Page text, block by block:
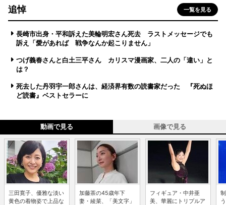
追悼 一覧を見る
長崎市出身・平和訴えた美輪明宏さん死去 ラストメッセージでも
訴え「愛があれば 戦争なんか起こりません」
つげ義春さんと白土三平さん カリスマ漫画家、二人の「違い」と
は？
死去した丹羽宇一郎さんは、経済界有数の読書家だった 『死ぬほ
ど読書』ベストセラーに
動画で見る 画像で見る
三田寛子、優雅な淡い
黄色の着物姿で上品な
加藤茶の45歳年下
妻・綾菜、「美文字」
フィギュア・中井亜
美、華麗にトリプルア